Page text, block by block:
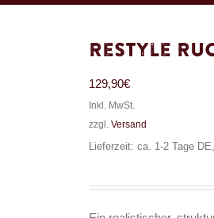
Restyle
129,90€
Inkl. MwSt.
zzgl. Versand
Lieferzeit: ca. 1-2 Tage